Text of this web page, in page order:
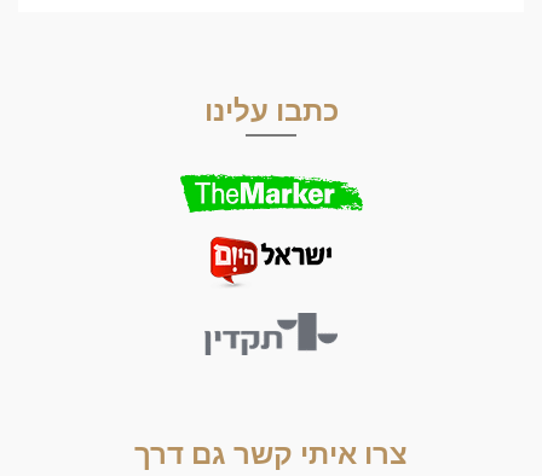
כתבו עלינו
צרו איתי קשר גם דרך